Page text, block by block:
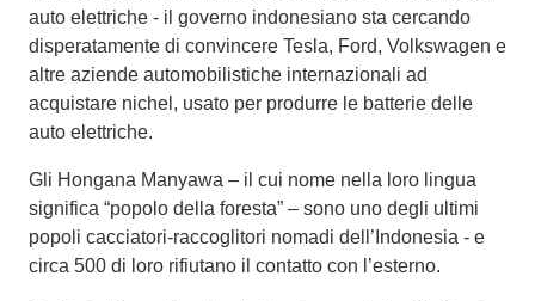
auto elettriche - il governo indonesiano sta cercando
disperatamente di convincere Tesla, Ford, Volkswagen e
altre aziende automobilistiche internazionali ad
acquistare nichel, usato per produrre le batterie delle
auto elettriche.
Gli Hongana Manyawa – il cui nome nella loro lingua
significa “popolo della foresta” – sono uno degli ultimi
popoli cacciatori-raccoglitori nomadi dell’Indonesia - e
circa 500 di loro rifiutano il contatto con l’esterno.